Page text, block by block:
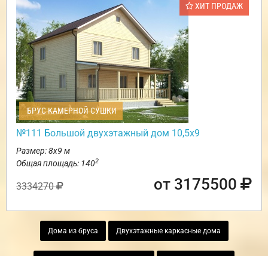
ХИТ ПРОДАЖ
БРУС КАМЕРНОЙ СУШКИ
№111 Большой двухэтажный дом 10,5х9
Размер: 8х9 м
Общая площадь: 1402
3334270 от 3175500
Дома из бруса Двухэтажные каркасные дома